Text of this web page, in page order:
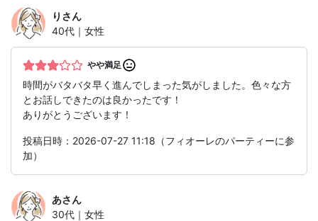
り さん
40代｜女性
やや満足
時間がバタバタ早く進んでしまった気がしました。色々な方
とお話しできたのは良かったです！
ありがとうございます！
投稿日時：2026-07-27 11:18（フィオーレのパーティーに参
加）
あさん
30代｜女性